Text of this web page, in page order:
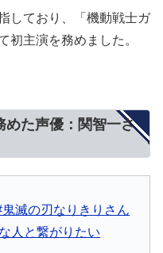
しており、「機動戦士ガ
初主演を務めました。
めた声優：関智一さ
鬼滅の刃なりきりさん
人と繋がりたい